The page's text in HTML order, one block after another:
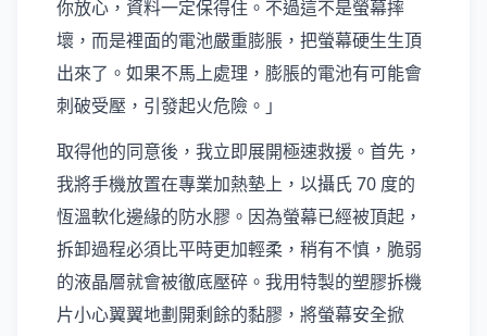
你放心，資料一定保得住。不過這不是螢幕摔
壞，而是裡面的電池嚴重膨脹，把螢幕硬生生頂
出來了。如果不馬上處理，膨脹的電池有可能會
刺破受壓，引發起火危險。」
取得他的同意後，我立即展開極速救援。首先，
我將手機放置在專業加熱墊上，以攝氏 70 度的
恆溫軟化邊緣的防水膠。因為螢幕已經被頂起，
拆卸過程必須比平時更加輕柔，稍有不慎，脆弱
的液晶層就會被徹底壓碎。我用特製的塑膠拆機
片小心翼翼地劃開剩餘的黏膠，將螢幕安全掀